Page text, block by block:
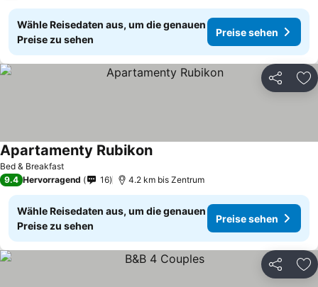
Wähle Reisedaten aus, um die genauen
Preise zu sehen
Preise sehen
Teilen
Bed & Breakfast
Apartamenty Rubikon
9.4 Hervorragend 16 4.2 km bis Zentrum
Wähle Reisedaten aus, um die genauen
Preise zu sehen
Preise sehen
Teilen